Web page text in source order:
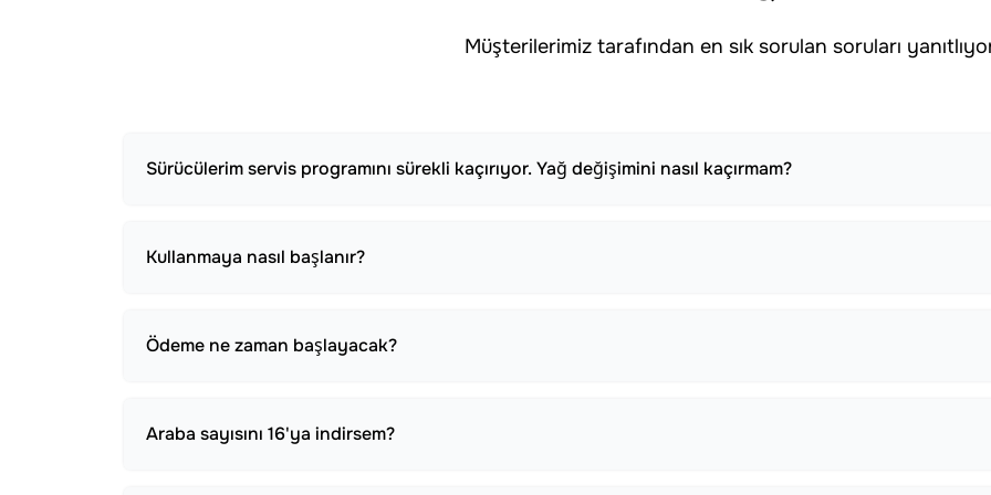
Müşterilerimiz tarafından en sık sorulan soruları
Sürücülerim servis programını sürekli kaçırıyor. Yağ değişimini nasıl kaçırmam?
Kullanmaya nasıl başlanır?
Ödeme ne zaman başlayacak?
Araba sayısını 16'ya indirsem?